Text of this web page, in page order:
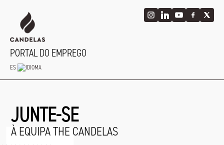
conteúdo
principal
PORTAL DO EMPREGO
ES
JUNTE-SE
À EQUIPA THE CANDELAS